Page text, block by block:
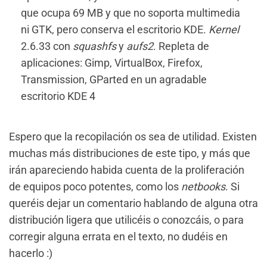
que ocupa 69 MB y que no soporta multimedia
ni GTK, pero conserva el escritorio KDE. Kernel
2.6.33 con squashfsy aufs2. Repleta de
aplicaciones: Gimp, VirtualBox, Firefox,
Transmission, GParted en un agradable
escritorio KDE 4
Espero que la recopilación os sea de utilidad. Existen
muchas más distribuciones de este tipo, y más que
irán apareciendo habida cuenta de la proliferación
de equipos poco potentes, como los netbooks. Si
queréis dejar un comentario hablando de alguna otra
distribución ligera que utilicéis o conozcáis, o para
corregir alguna errata en el texto, no dudéis en
hacerlo :)